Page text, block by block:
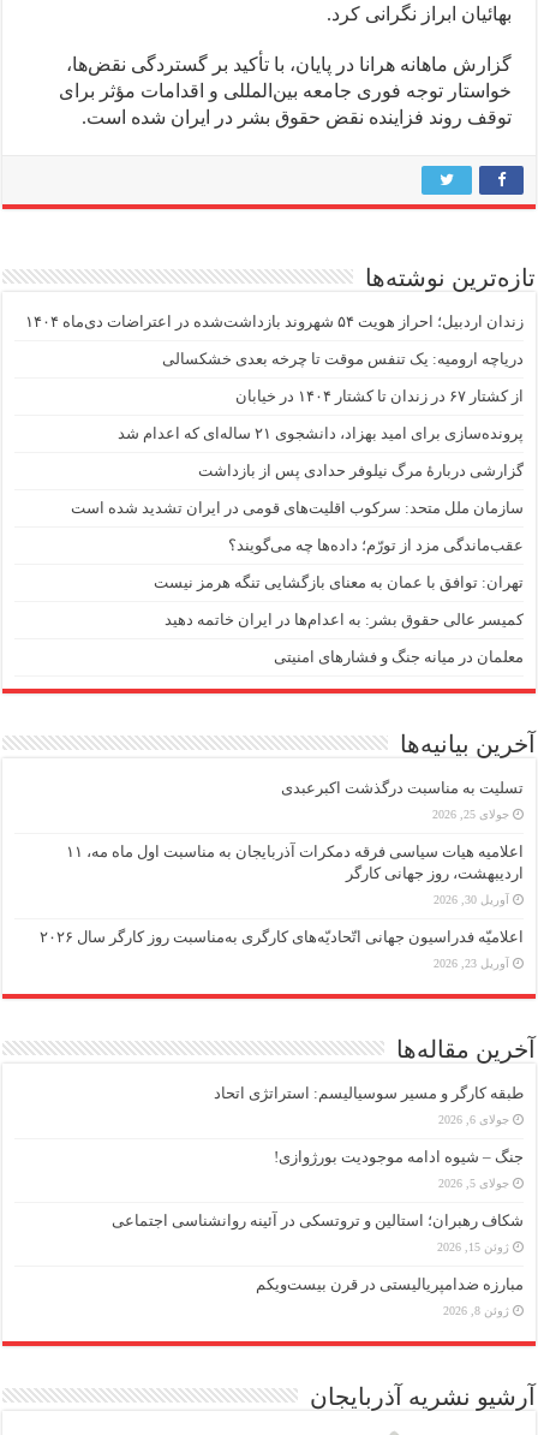
بهائیان ابراز نگرانی کرد.
گزارش ماهانه هرانا در پایان، با تأکید بر گستردگی نقض‌ها،
خواستار توجه فوری جامعه بین‌المللی و اقدامات مؤثر برای
توقف روند فزاینده نقض حقوق بشر در ایران شده است.
تازه‌ترین نوشته‌ها
زندان اردبیل؛ احراز هویت ۵۴ شهروند بازداشت‌شده در اعتراضات دی‌ماه ۱۴۰۴
دریاچه ارومیه: یک تنفس موقت تا چرخه بعدی خشکسالی
از کشتار ۶۷ در زندان تا کشتار ۱۴۰۴ در خیابان
پرونده‌سازی برای امید بهزاد، دانشجوی ۲۱ ساله‌ای که اعدام شد
گزارشی دربارهٔ مرگ نیلوفر حدادی پس از بازداشت
سازمان ملل متحد: سرکوب اقلیت‌های قومی در ایران تشدید شده است
عقب‌ماندگی مزد از تورّم؛ داده‌ها چه می‌گویند؟
تهران: توافق با عمان به معنای بازگشایی تنگه هرمز نیست
کمیسر عالی حقوق بشر: به اعدام‌ها در ایران خاتمه دهید
معلمان در میانه جنگ و فشارهای امنیتی
آخرین بیانیه‌ها
تسلیت به مناسبت درگذشت اکبرعبدی
جولای 25, 2026
اعلامیه هیات سیاسی فرقه دمکرات آذربایجان به مناسبت اول ماه مه، ۱۱
اردیبهشت، روز جهانی کارگر
آوریل 30, 2026
اعلامیّه فدراسیون جهانی اتّحادیّه‌های کارگری به‌مناسبت روز کارگر سال ۲۰۲۶
آوریل 23, 2026
آخرین مقاله‌ها
طبقه کارگر و مسیر سوسیالیسم: استراتژی اتحاد
جولای 6, 2026
جنگ – شیوه ادامه موجودیت بورژوازی!
جولای 5, 2026
شکاف رهبران؛ استالین و تروتسکی در آئینه روانشناسی اجتماعی
ژوئن 15, 2026
مبارزه ضد‌امپریالیستی در قرن بیست‌ویکم
ژوئن 8, 2026
آرشیو نشریه آذربایجان